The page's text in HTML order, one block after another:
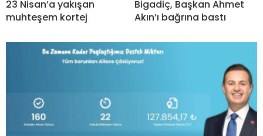
23 Nisan’a yakışan
muhteşem kortej
Bigadiç, Başkan Ahmet
Akın’ı bağrına bastı